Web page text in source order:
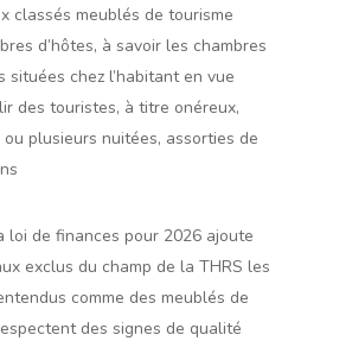
classés meublés de tourisme
d’hôtes, à savoir les chambres
situées chez l’habitant en vue
des touristes, à titre onéreux,
plusieurs nuitées, assorties de
loi de finances pour 2026 ajoute
exclus du champ de la THRS les
comme des meublés de
des signes de qualité